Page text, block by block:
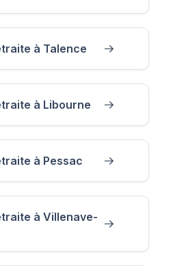
à Talence
à Libourne
à Pessac
à Villenave-